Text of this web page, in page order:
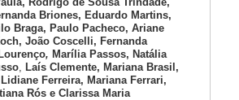
Briones, Eduardo Martins,
Braga, Paulo Pacheco, Ariane
João Coscelli, Fernanda
, Marília Passos, Natália
, Laís Clemente, Mariana Brasil,
Lidiane Ferreira, Mariana Ferrari,
Rós e Clarissa Maria